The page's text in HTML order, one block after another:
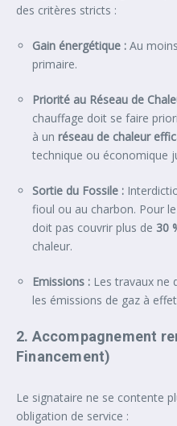
des critères stricts :
Gain énergétique : Au moins
primaire.
Priorité au Réseau de
chauffage doit se faire
à un réseau de chaleur
technique ou économique
Sortie du Fossile :
fioul ou au charbon. Pour le
doit pas couvrir plus de 30
chaleur.
Emissions : Les travaux ne
les émissions de gaz à
2. Accompagnement
Financement)
Le signataire ne se contente
obligation de service :